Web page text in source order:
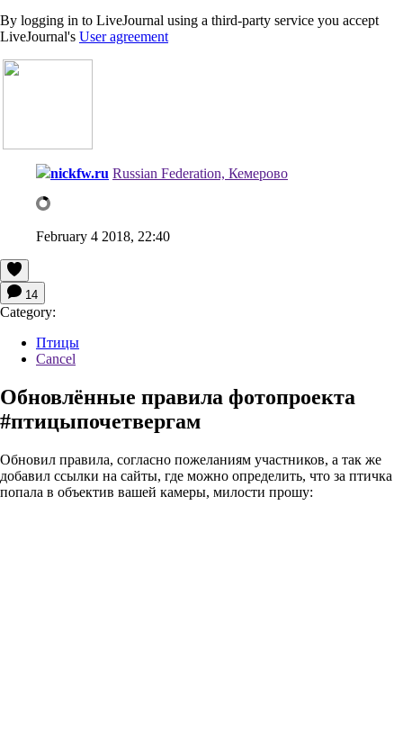
By logging in to LiveJournal using a third-party service you accept
LiveJournal's User agreement
nickfw.ru Russian Federation, Кемерово
February 4 2018, 22:40
14
Category:
Птицы
Cancel
Обновлённые правила фотопроекта
#птицыпочетвергам
Обновил правила, согласно пожеланиям участников, а так же
добавил ссылки на сайты, где можно определить, что за птичка
попала в объектив вашей камеры, милости прошу: